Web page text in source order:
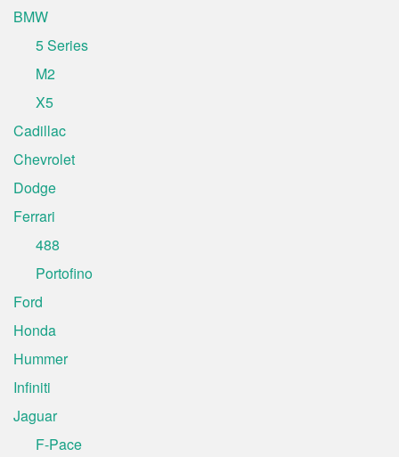
BMW
5 Series
M2
X5
Cadillac
Chevrolet
Dodge
Ferrari
488
Portofino
Ford
Honda
Hummer
Infiniti
Jaguar
F-Pace